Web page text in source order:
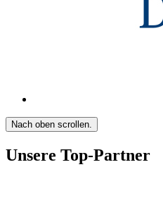
Nach oben scrollen.
Unsere Top-Partner